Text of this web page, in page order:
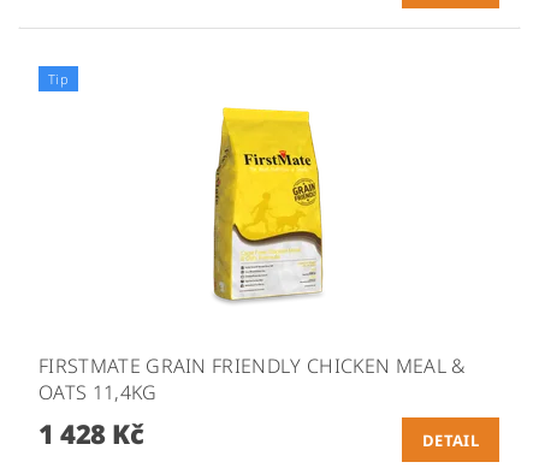
Tip
FIRSTMATE GRAIN FRIENDLY CHICKEN MEAL &
OATS 11,4KG
1 428 Kč DETAIL